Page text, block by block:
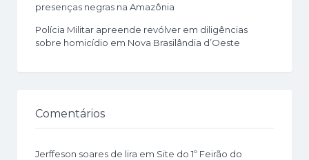
presenças negras na Amazônia
Polícia Militar apreende revólver em diligências
sobre homicídio em Nova Brasilândia d’Oeste
Comentários
Jerffeson soares de lira em Site do 1º Feirão do